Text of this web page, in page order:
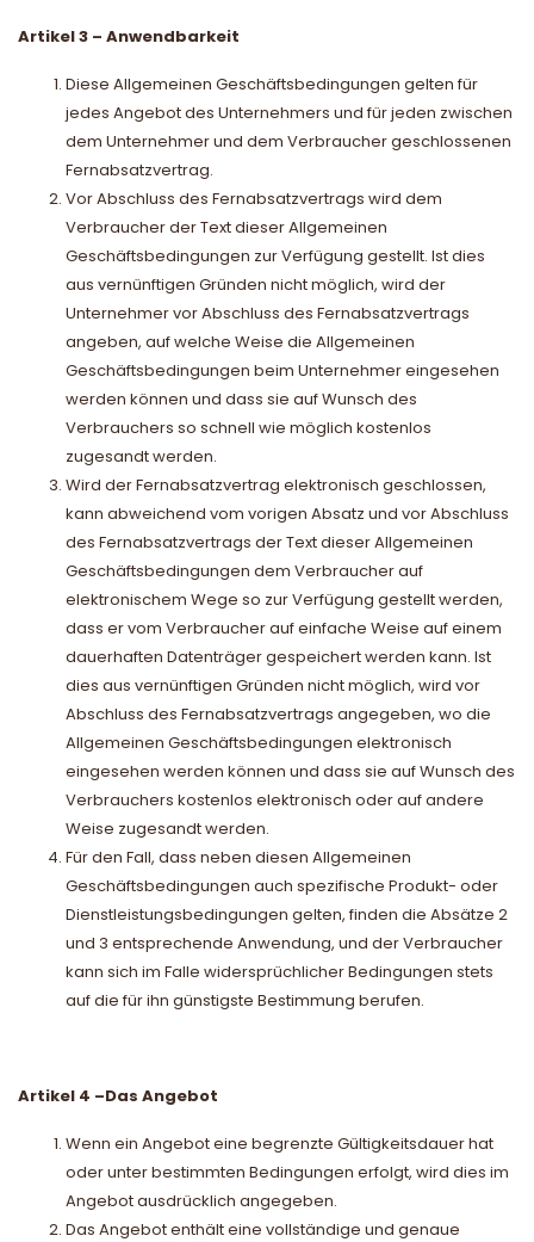
Artikel 3 – Anwendbarkeit
Diese Allgemeinen Geschäftsbedingungen gelten für
jedes Angebot des Unternehmers und für jeden zwischen
dem Unternehmer und dem Verbraucher geschlossenen
Fernabsatzvertrag.
Vor Abschluss des Fernabsatzvertrags wird dem
Verbraucher der Text dieser Allgemeinen
Geschäftsbedingungen zur Verfügung gestellt. Ist dies
aus vernünftigen Gründen nicht möglich, wird der
Unternehmer vor Abschluss des Fernabsatzvertrags
angeben, auf welche Weise die Allgemeinen
Geschäftsbedingungen beim Unternehmer eingesehen
werden können und dass sie auf Wunsch des
Verbrauchers so schnell wie möglich kostenlos
zugesandt werden.
Wird der Fernabsatzvertrag elektronisch geschlossen,
kann abweichend vom vorigen Absatz und vor Abschluss
des Fernabsatzvertrags der Text dieser Allgemeinen
Geschäftsbedingungen dem Verbraucher auf
elektronischem Wege so zur Verfügung gestellt werden,
dass er vom Verbraucher auf einfache Weise auf einem
dauerhaften Datenträger gespeichert werden kann. Ist
dies aus vernünftigen Gründen nicht möglich, wird vor
Abschluss des Fernabsatzvertrags angegeben, wo die
Allgemeinen Geschäftsbedingungen elektronisch
eingesehen werden können und dass sie auf Wunsch des
Verbrauchers kostenlos elektronisch oder auf andere
Weise zugesandt werden.
Für den Fall, dass neben diesen Allgemeinen
Geschäftsbedingungen auch spezifische Produkt- oder
Dienstleistungsbedingungen gelten, finden die Absätze 2
und 3 entsprechende Anwendung, und der Verbraucher
kann sich im Falle widersprüchlicher Bedingungen stets
auf die für ihn günstigste Bestimmung berufen.
Artikel 4 –Das Angebot
Wenn ein Angebot eine begrenzte Gültigkeitsdauer hat
oder unter bestimmten Bedingungen erfolgt, wird dies im
Angebot ausdrücklich angegeben.
Das Angebot enthält eine vollständige und genaue